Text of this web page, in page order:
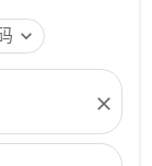
expand_more
close